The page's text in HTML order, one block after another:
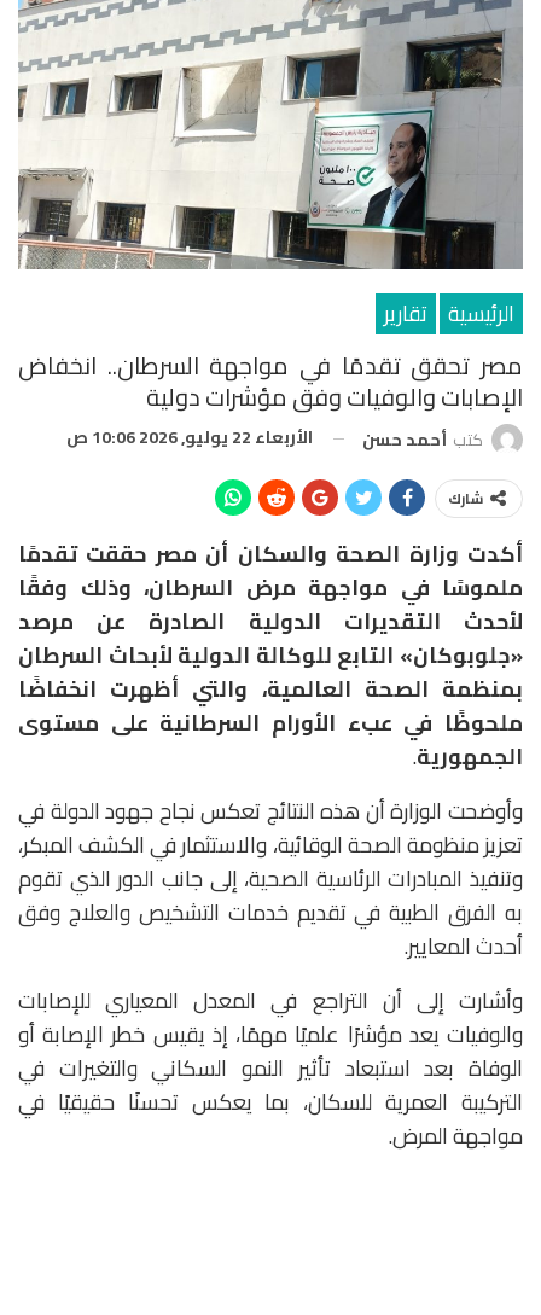
الرئيسية تقارير
مصر تحقق تقدمًا في مواجهة السرطان.. انخفاض
الإصابات والوفيات وفق مؤشرات دولية
كتب أحمد حسن الأربعاء 22 يوليو, 2026 10:06 ص
شارك
أكدت وزارة الصحة والسكان أن مصر حققت تقدمًا
ملموسًا في مواجهة مرض السرطان، وذلك وفقًا
لأحدث التقديرات الدولية الصادرة عن مرصد
«جلوبوكان» التابع للوكالة الدولية لأبحاث السرطان
بمنظمة الصحة العالمية، والتي أظهرت انخفاضًا
ملحوظًا في عبء الأورام السرطانية على مستوى
الجمهورية.
وأوضحت الوزارة أن هذه النتائج تعكس نجاح جهود الدولة في
تعزيز منظومة الصحة الوقائية، والاستثمار في الكشف المبكر،
وتنفيذ المبادرات الرئاسية الصحية، إلى جانب الدور الذي تقوم
به الفرق الطبية في تقديم خدمات التشخيص والعلاج وفق
أحدث المعايير.
وأشارت إلى أن التراجع في المعدل المعياري للإصابات
والوفيات يعد مؤشرًا علميًا مهمًا، إذ يقيس خطر الإصابة أو
الوفاة بعد استبعاد تأثير النمو السكاني والتغيرات في
التركيبة العمرية للسكان، بما يعكس تحسنًا حقيقيًا في
مواجهة المرض.